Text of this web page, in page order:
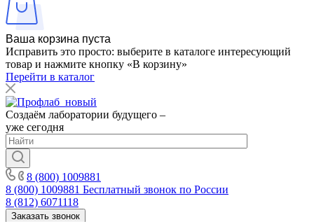
Ваша корзина пуста
Исправить это просто: выберите в каталоге интересующий
товар и нажмите кнопку «В корзину»
Перейти в каталог
Создаём лаборатории будущего –
уже сегодня
8 (800) 1009881
8 (800) 1009881 Бесплатный звонок по России
8 (812) 6071118
Заказать звонок